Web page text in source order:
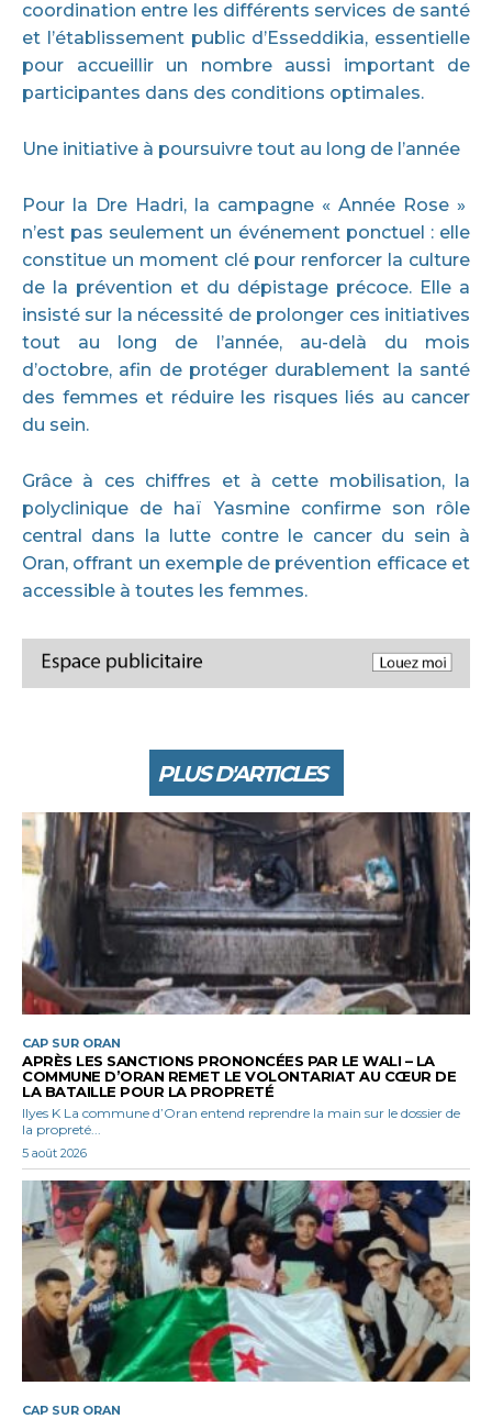
coordination entre les différents services de santé
et l’établissement public d’Esseddikia, essentielle
pour accueillir un nombre aussi important de
participantes dans des conditions optimales.
Une initiative à poursuivre tout au long de l’année
Pour la Dre Hadri, la campagne « Année Rose »
n’est pas seulement un événement ponctuel : elle
constitue un moment clé pour renforcer la culture
de la prévention et du dépistage précoce. Elle a
insisté sur la nécessité de prolonger ces initiatives
tout au long de l’année, au-delà du mois
d’octobre, afin de protéger durablement la santé
des femmes et réduire les risques liés au cancer
du sein.
Grâce à ces chiffres et à cette mobilisation, la
polyclinique de haï Yasmine confirme son rôle
central dans la lutte contre le cancer du sein à
Oran, offrant un exemple de prévention efficace et
accessible à toutes les femmes.
PLUS D'ARTICLES
CAP SUR ORAN
APRÈS LES SANCTIONS PRONONCÉES PAR LE WALI – LA
COMMUNE D’ORAN REMET LE VOLONTARIAT AU CŒUR DE
LA BATAILLE POUR LA PROPRETÉ
Ilyes K La commune d’Oran entend reprendre la main sur le dossier de
la propreté...
5 août 2026
CAP SUR ORAN